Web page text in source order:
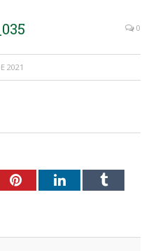
0
2021
PinterestLinkedInTumblr